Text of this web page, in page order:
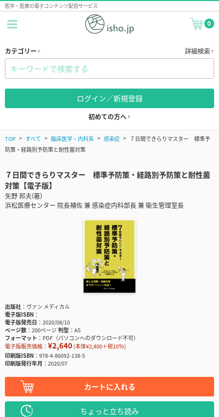
医学・医療の電子コンテンツ配信サービス
0
カテゴリー 詳細検索
ログイン／新規登録
初めての方へ
TOP すべて 臨床医学・内科系 感染症
７日間できらりマスター 標準予
防策・経路別予防策と耐性菌対策
７日間できらりマスター 標準予防策・経路別予防策と耐性菌
対策【電子版】
矢野 邦夫(著)
浜松医療センター 院長補佐 兼 感染症内科部長 兼 衛生管理室長
出版社
ヴァン メディカル
電子版ISBN
電子版発売日
2020/08/10
ページ数
200ページ判型
A5
フォーマット
PDF（パソコンへのダウンロード不可）
電子版販売価格： ¥2,640(本体¥2,400＋税10％)
印刷版ISBN
978-4-86092-138-5
印刷版発行年月
2020/07
カートに入れる
ちょっと立ち読み